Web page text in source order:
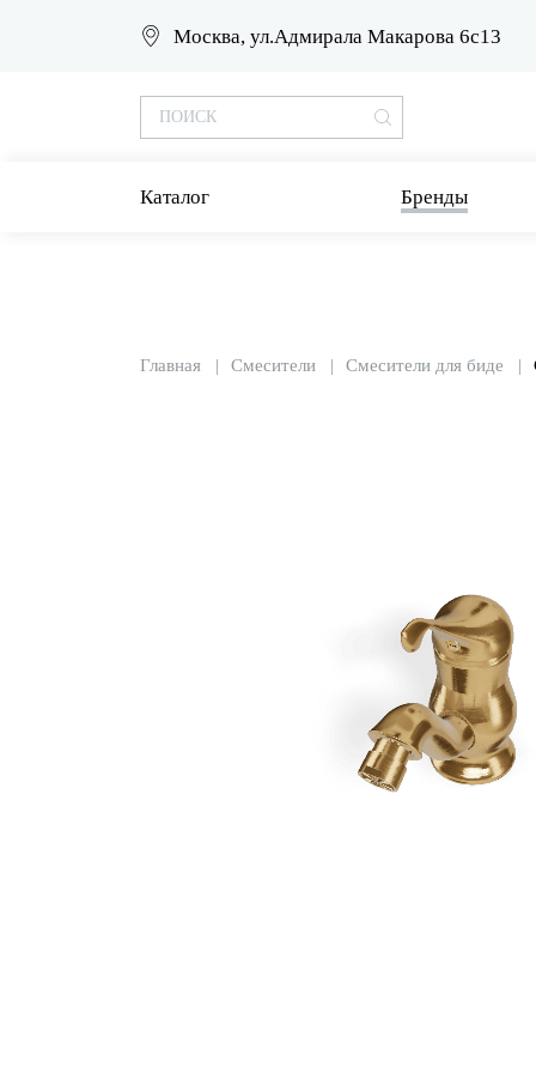
Москва, ул.Адмирала Макарова 6с13
Каталог Бренды
Главная Смесители Смесители для биде